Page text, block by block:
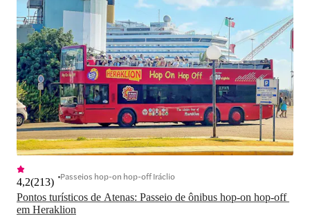
Pontos turísticos de Atenas: Passeio de ônibus hop-on hop-off
em Heraklion
4,2(213) Passeios hop-on hop-off Iráclio